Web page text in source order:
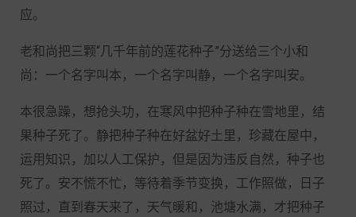
应。
老和尚把三颗“几千年前的莲花种子”分送给三个小和
尚：一个名字叫本，一个名字叫静，一个名字叫安。
本很急躁，想抢头功，在寒风中把种子种在雪地里，结
果种子死了。静把种子种在好盆好土里，珍藏在屋中，
运用知识，加以人工保护，但是因为违反自然，种子也
死了。安不慌不忙，等待着季节变换，工作照做，日子
照过，直到春天来了，天气暖和，池塘水满，才把种子